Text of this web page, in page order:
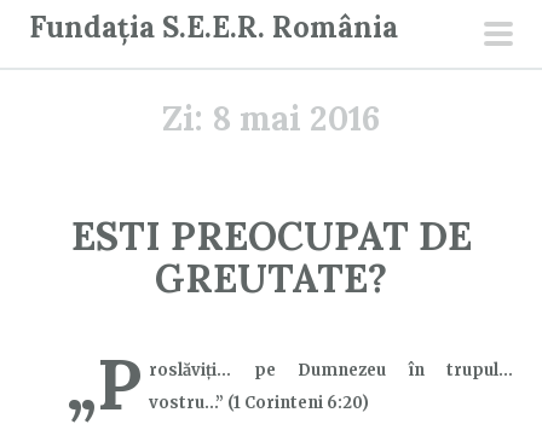
Fundația S.E.E.R. România
Zi: 8 mai 2016
ESTI PREOCUPAT DE
GREUTATE?
„P roslăviţi… pe Dumnezeu în trupul…
vostru…” (1 Corinteni 6:20)